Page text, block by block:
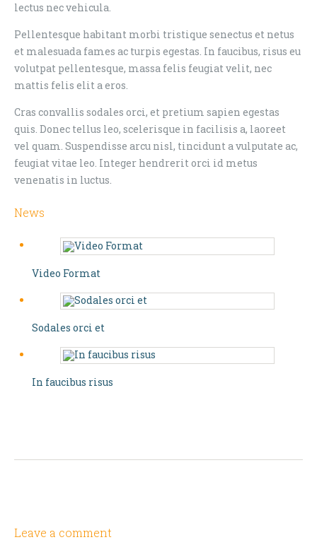
lectus nec vehicula.
Pellentesque habitant morbi tristique senectus et netus
et malesuada fames ac turpis egestas. In faucibus, risus eu
volutpat pellentesque, massa felis feugiat velit, nec
mattis felis elit a eros.
Cras convallis sodales orci, et pretium sapien egestas
quis. Donec tellus leo, scelerisque in facilisis a, laoreet
vel quam. Suspendisse arcu nisl, tincidunt a vulputate ac,
feugiat vitae leo. Integer hendrerit orci id metus
venenatis in luctus.
News
Video Format
Sodales orci et
In faucibus risus
Leave a comment